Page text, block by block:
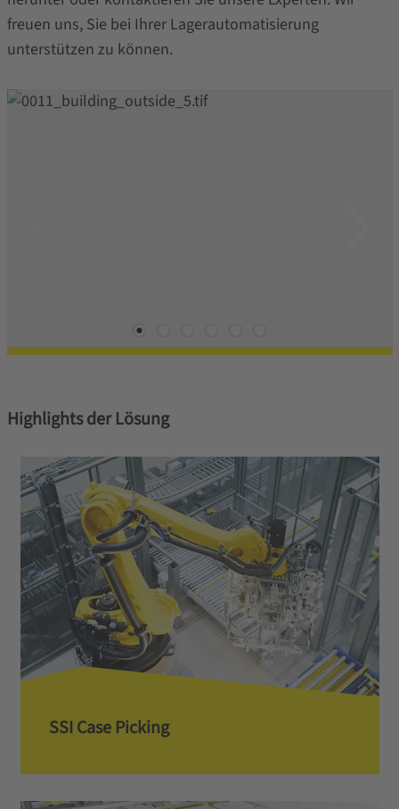
freuen uns, Sie bei Ihrer Lagerautomatisierung
unterstützen zu können.
Highlights der Lösung
SSI Case Picking